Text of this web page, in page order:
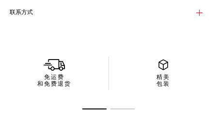
节，坚实可靠，无可比拟。
联系方式
免运费
和免费退货
精美
包装